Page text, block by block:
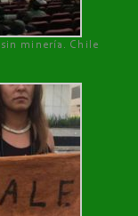
minería. Chile